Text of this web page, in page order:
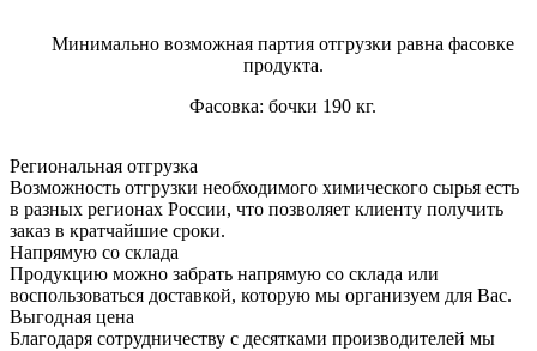
Минимально возможная партия отгрузки равна фасовке
продукта.
Фасовка: бочки 190 кг.
Региональная отгрузка
Возможность отгрузки необходимого химического сырья есть
в разных регионах России, что позволяет клиенту получить
заказ в кратчайшие сроки.
Напрямую со склада
Продукцию можно забрать напрямую со склада или
воспользоваться доставкой, которую мы организуем для Вас.
Выгодная цена
Благодаря сотрудничеству с десятками производителей мы